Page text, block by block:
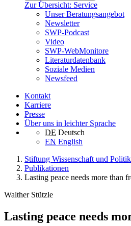
Zur Übersicht: Service
Unser Beratungsangebot
Newsletter
SWP-Podcast
Video
SWP-WebMonitore
Literaturdatenbank
Soziale Medien
Newsfeed
Kontakt
Karriere
Presse
Über uns in leichter Sprache
DE Deutsch
EN English
Stiftung Wissenschaft und Politik
Publikationen
Lasting peace needs more than
Walther Stützle
Lasting peace needs